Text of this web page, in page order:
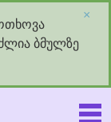
ბმულზე
×